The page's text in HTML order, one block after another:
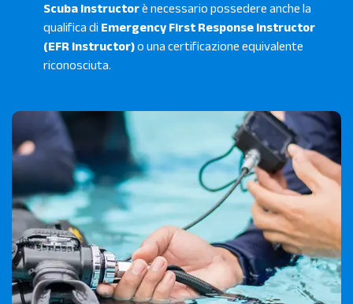
Scuba Instructorè necessario possedere anche la
qualifica di Emergency First Response Instructor
(EFR Instructor)o una certificazione equivalente
riconosciuta.